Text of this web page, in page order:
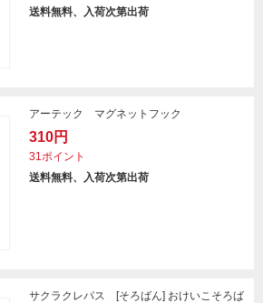
送料無料、入荷次第出荷
アーテック マグネットフック
310円
31ポイント
送料無料、入荷次第出荷
サクラクレパス [そろばん] おけいこそろば